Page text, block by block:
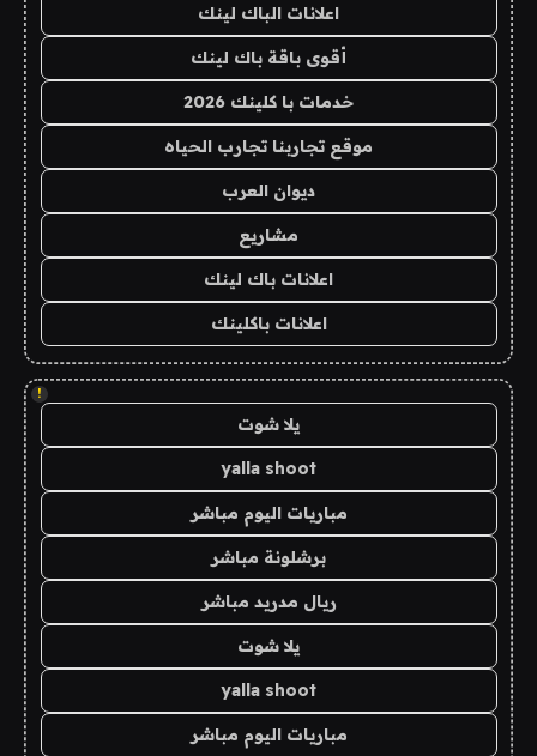
اعلانات الباك لينك
أقوى باقة باك لينك
خدمات با كلينك 2026
موقع تجاربنا تجارب الحياه
ديوان العرب
مشاريع
اعلانات باك لينك
اعلانات باكلينك
!
يلا شوت
yalla shoot
مباريات اليوم مباشر
برشلونة مباشر
ريال مدريد مباشر
يلا شوت
yalla shoot
مباريات اليوم مباشر